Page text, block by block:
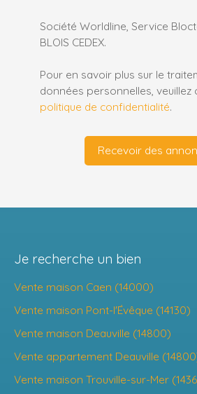
Société Worldline, Service
BLOIS CEDEX.
Pour en savoir plus sur le
données personnelles, veuillez
politique de confidentialité.
Recevoir des
Je recherche un bien
Vente maison Caen (14000)
Vente maison Pont-l'Évêque (14130)
Vente maison Deauville (14800)
Vente appartement Deauville
Vente maison Trouville-sur-Mer